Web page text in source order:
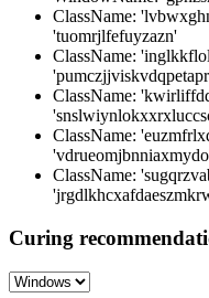
ClassName:
'tuomrjlfefuyzazn'
ClassName:
ClassName:
ClassName:
ClassName:
Curing